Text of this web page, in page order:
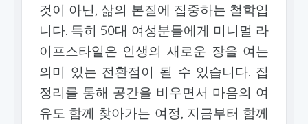
것이 아닌, 삶의 본질에 집중하는 철학입
니다. 특히 50대 여성분들에게 미니멀 라
이프스타일은 인생의 새로운 장을 여는
의미 있는 전환점이 될 수 있습니다. 집
정리를 통해 공간을 비우면서 마음의 여
유도 함께 찾아가는 여정, 지금부터 함께